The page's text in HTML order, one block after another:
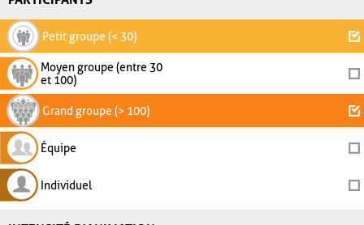
Petit groupe (< 30)
Moyen groupe (entre 30
et 100)
Grand groupe (> 100)
Équipe
Individuel